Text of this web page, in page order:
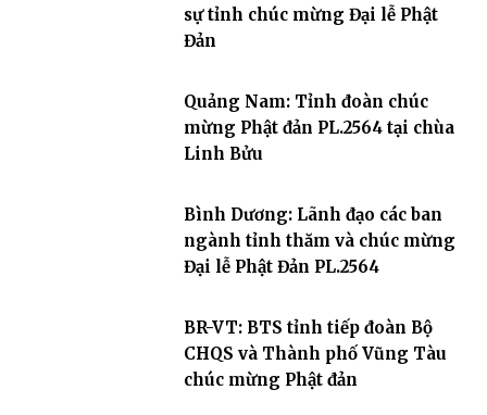
sự tỉnh chúc mừng Đại lễ Phật
Đản
Quảng Nam: Tỉnh đoàn chúc
mừng Phật đản PL.2564 tại chùa
Linh Bửu
Bình Dương: Lãnh đạo các ban
ngành tỉnh thăm và chúc mừng
Đại lễ Phật Đản PL.2564
BR-VT: BTS tỉnh tiếp đoàn Bộ
CHQS và Thành phố Vũng Tàu
chúc mừng Phật đản